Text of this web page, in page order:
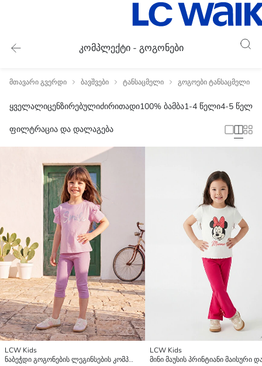
კომპლექტი - გოგონები
მთავარი გვერდი ბავშვები ტანსაცმელი გოგოები ტანსაცმელი
ყველალიცენზირებულიძირითადი100% ბამბა1-4 წელი4-5 წელი
ფილტრაცია და დალაგება
LCW Kids
ნაბეჭდი გოგონების ლეგინსების კომპლექტი
LCW Kids